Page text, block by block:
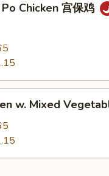
Chicken 宫保鸡
w. Mixed